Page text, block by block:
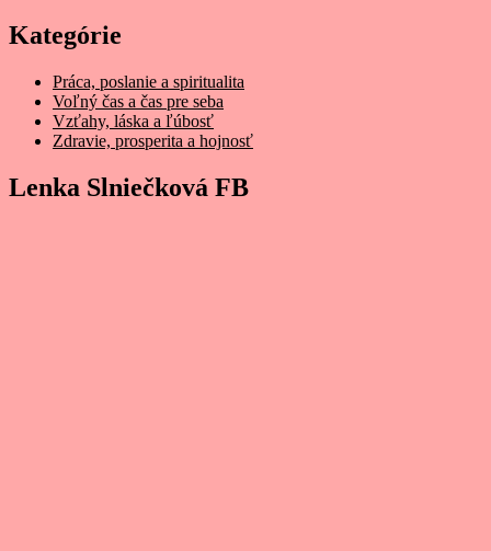
Kategórie
Práca, poslanie a spiritualita
Voľný čas a čas pre seba
Vzťahy, láska a ľúbosť
Zdravie, prosperita a hojnosť
Lenka Slniečková FB